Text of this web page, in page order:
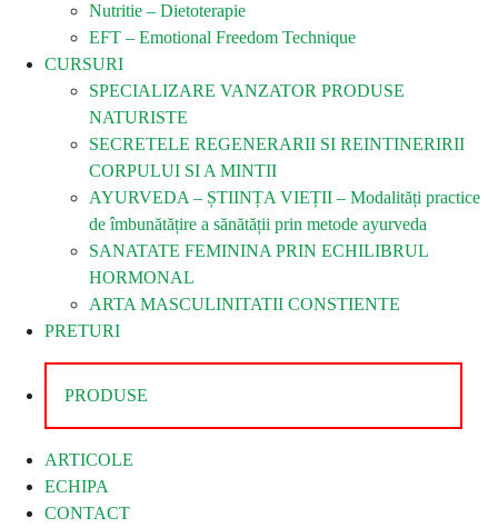
Nutritie – Dietoterapie
EFT – Emotional Freedom Technique
CURSURI
SPECIALIZARE VANZATOR PRODUSE
NATURISTE
SECRETELE REGENERARII SI REINTINERIRII
CORPULUI SI A MINTII
AYURVEDA – ȘTIINȚA VIEȚII – Modalități practice
de îmbunătățire a sănătății prin metode ayurveda
SANATATE FEMININA PRIN ECHILIBRUL
HORMONAL
ARTA MASCULINITATII CONSTIENTE
PRETURI
PRODUSE
ARTICOLE
ECHIPA
CONTACT